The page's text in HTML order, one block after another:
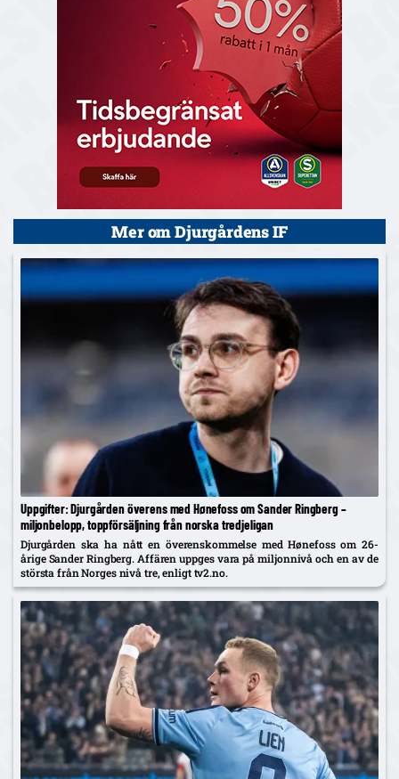
Mer om Djurgårdens IF
Uppgifter: Djurgården överens med Hønefoss om Sander Ringberg –
miljonbelopp, toppförsäljning från norska tredjeligan
Djurgården ska ha nått en överenskommelse med Hønefoss om 26-
årige Sander Ringberg. Affären uppges vara på miljonnivå och en av de
största från Norges nivå tre, enligt tv2.no.